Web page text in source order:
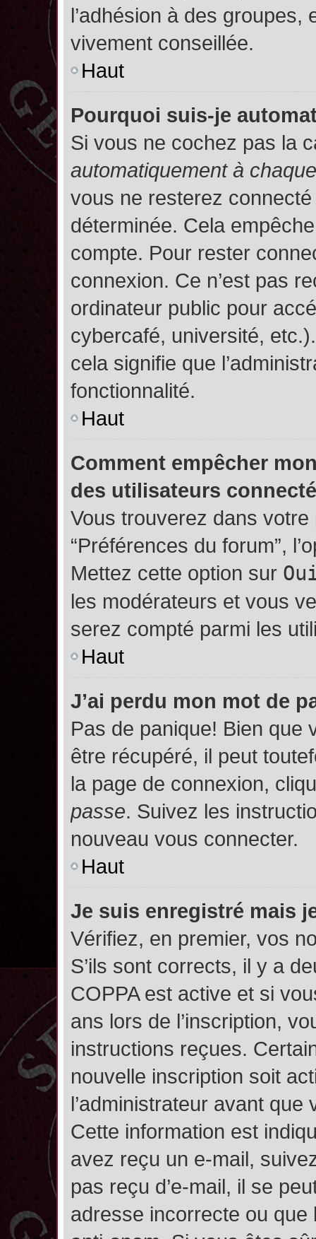
l’adhésion à des groupes,
vivement conseillée.
Haut
Pourquoi suis-je
Si vous ne cochez pas la
automatiquement à
vous ne resterez
déterminée. Cela
compte. Pour rester
connexion. Ce n’est pas
ordinateur public pour
cybercafé, université,
cela signifie que
fonctionnalité.
Haut
Comment empêcher
des utilisateurs
Vous trouverez dans votre
“Préférences du forum”,
Mettez cette option sur
les modérateurs et vous
serez compté parmi les
Haut
J’ai perdu mon mot de
Pas de panique! Bien que
être récupéré, il peut
la page de connexion,
passe. Suivez les
nouveau vous connecter.
Haut
Je suis enregistré mais
Vérifiez, en premier, vos
S’ils sont corrects, il y a
COPPA est active et si
ans lors de l’inscription,
instructions reçues.
nouvelle inscription soit
l’administrateur avant
Cette information est
avez reçu un e-mail,
pas reçu d’e-mail, il se
adresse incorrecte ou que